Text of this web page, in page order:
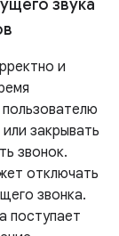
звука
и
закрывать
звонок.
отключать
звонка.
поступает